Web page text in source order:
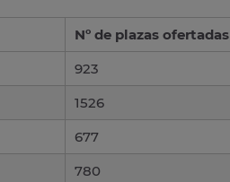
Nº de plazas ofertadas
923
1526
677
780